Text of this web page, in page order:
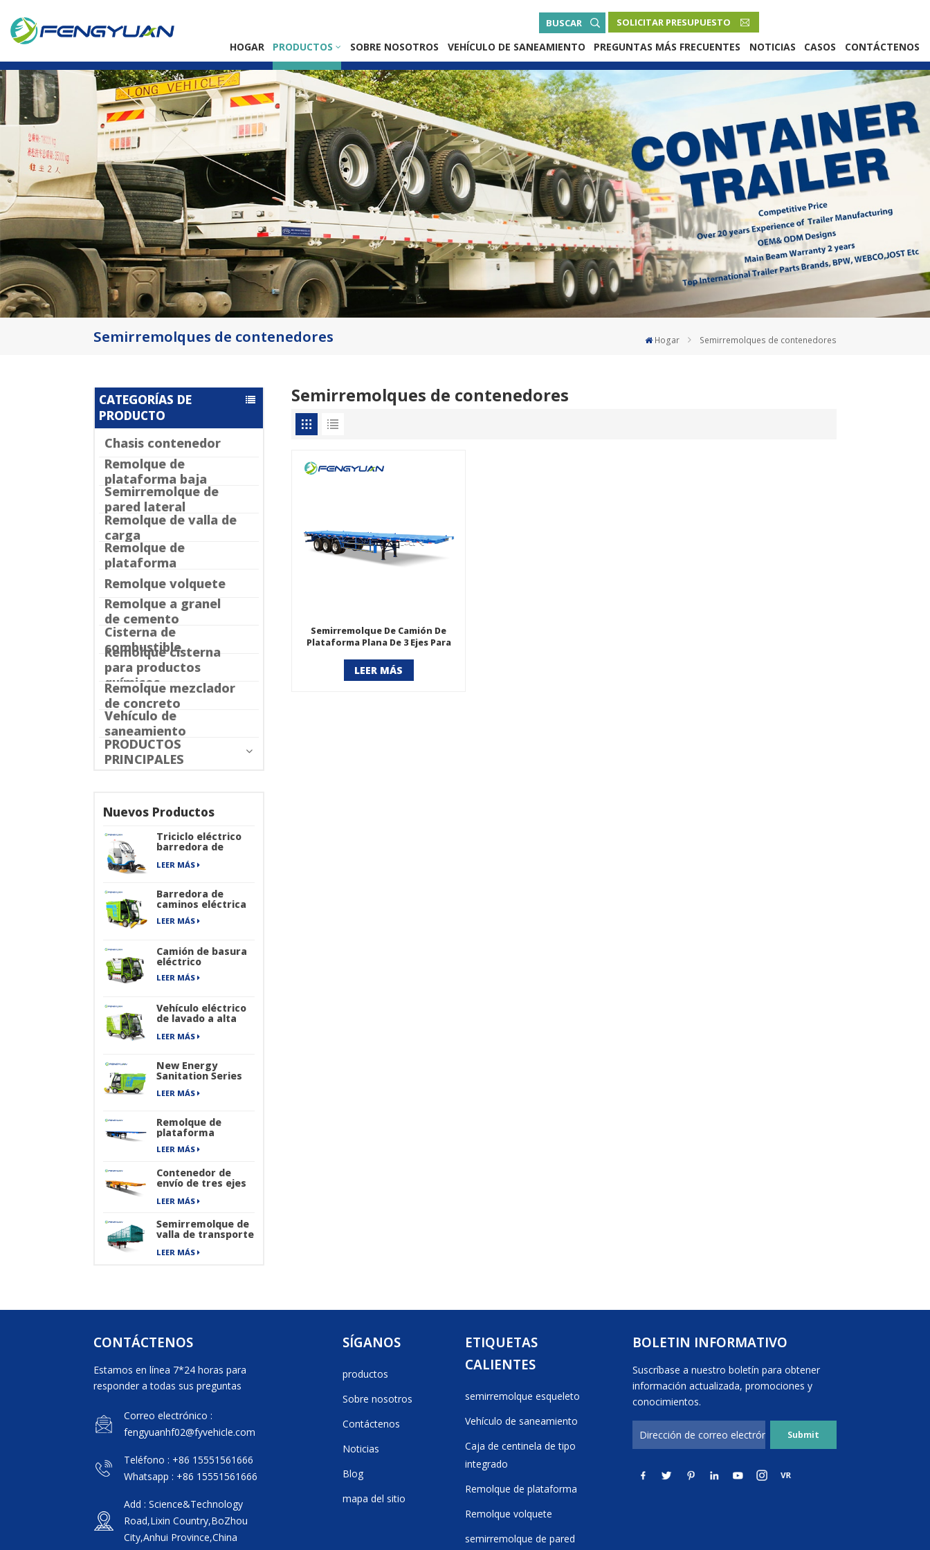
BUSCAR SOLICITAR PRESUPUESTO
Русский язык
Español
Português
Malay
ภาษา
بالعربية
HOGAR PRODUCTOS SOBRE NOSOTROS VEHÍCULO DE SANEAMIENTO PREGUNTAS MÁS FRECUENTES NOTICIAS CASOS CONTÁCTENOS
Semirremolques de contenedores Hogar Semirremolques de contenedores
CATEGORÍAS DE
PRODUCTO
Chasis contenedor
Remolque de
plataforma baja
Semirremolque de
pared lateral
Remolque de valla de
carga
Remolque de
plataforma
Remolque volquete
Remolque a granel
de cemento
Cisterna de
combustible
Remolque cisterna
para productos
químicos
Remolque mezclador
de concreto
Vehículo de
saneamiento
PRODUCTOS
PRINCIPALES
Nuevos Productos
Triciclo eléctrico
barredora de
LEER MÁS
Barredora de
caminos eléctrica
LEER MÁS
Camión de basura
eléctrico
LEER MÁS
Vehículo eléctrico
de lavado a alta
LEER MÁS
New Energy
Sanitation Series
calles industrial
eléctrica de cuatro
ruedas
LEER MÁS
Remolque de
plataforma
LEER MÁS
Contenedor de
envío de tres ejes
que transporta
semirremolque
LEER MÁS
Semirremolque de
valla de transporte
de mercancías
LEER MÁS
Semirremolques de contenedores
Semirremolque De Camión De
Plataforma Plana De 3 Ejes Para
LEER MÁS
CONTÁCTENOS
Estamos en línea 7*24 horas para
responder a todas sus preguntas
Correo electrónico :
fengyuanhf02@fyvehicle.com
Teléfono : +86 15551561666
Whatsapp : +86 15551561666
Add : Science&Technology
Road,Lixin Country,BoZhou
City,Anhui Province,China
SÍGANOS
productos
Sobre nosotros
Contáctenos
Noticias
Blog
mapa del sitio
ETIQUETAS
CALIENTES
semirremolque esqueleto
Vehículo de saneamiento
Caja de centinela de tipo
integrado
Remolque de plataforma
Remolque volquete
semirremolque de pared
BOLETIN INFORMATIVO
Suscríbase a nuestro boletín para obtener
información actualizada, promociones y
conocimientos.